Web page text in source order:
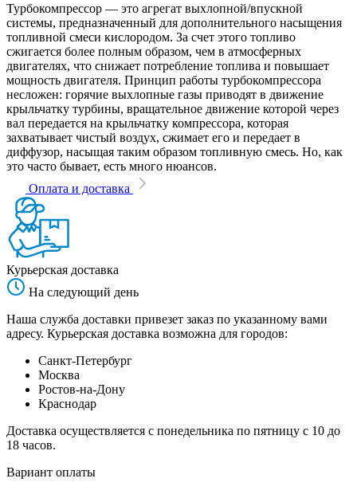
Турбокомпрессор — это агрегат выхлопной/впускной
системы, предназначенный для дополнительного насыщения
топливной смеси кислородом. За счет этого топливо
сжигается более полным образом, чем в атмосферных
двигателях, что снижает потребление топлива и повышает
мощность двигателя. Принцип работы турбокомпрессора
несложен: горячие выхлопные газы приводят в движение
крыльчатку турбины, вращательное движение которой через
вал передается на крыльчатку компрессора, которая
захватывает чистый воздух, сжимает его и передает в
диффузор, насыщая таким образом топливную смесь. Но, как
это часто бывает, есть много нюансов.
Оплата и доставка
Курьерская доставка
На следующий день
Наша служба доставки привезет заказ по указанному вами
адресу. Курьерская доставка возможна для городов:
Санкт-Петербург
Москва
Ростов-на-Дону
Краснодар
Доставка осуществляется с понедельника по пятницу с 10 до
18 часов.
Вариант оплаты